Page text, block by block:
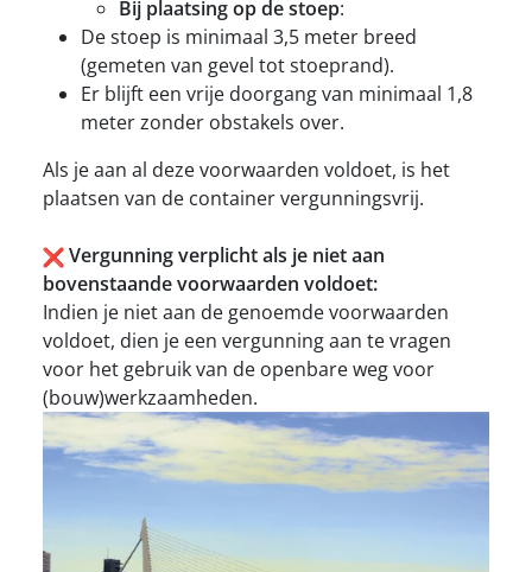
Bij plaatsing op de stoep:
De stoep is minimaal 3,5 meter breed
(gemeten van gevel tot stoeprand).
Er blijft een vrije doorgang van minimaal 1,8
meter zonder obstakels over.
Als je aan al deze voorwaarden voldoet, is het
plaatsen van de container vergunningsvrij.
Vergunning verplicht als je niet aan
bovenstaande voorwaarden voldoet:
Indien je niet aan de genoemde voorwaarden
voldoet, dien je een vergunning aan te vragen
voor het gebruik van de openbare weg voor
(bouw)werkzaamheden.